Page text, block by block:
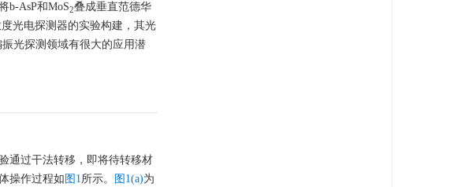
b-AsP和MoS2叠成垂直范德华
光电探测器的实验构建，其光
光探测领域有很大的应用潜
通过干法转移，即将待转移材
操作过程如 图1所示。 图1(a)为